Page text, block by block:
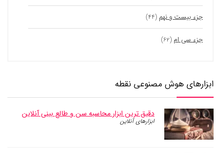
جزء بیست و نهم (۴۴)
جزء سی ام (۶۲)
ابزارهای هوش مصنوعی نقطه
دقیق ترین ابزار محاسبه سن و طالع بینی آنلاین
ابزارهای آنلاین